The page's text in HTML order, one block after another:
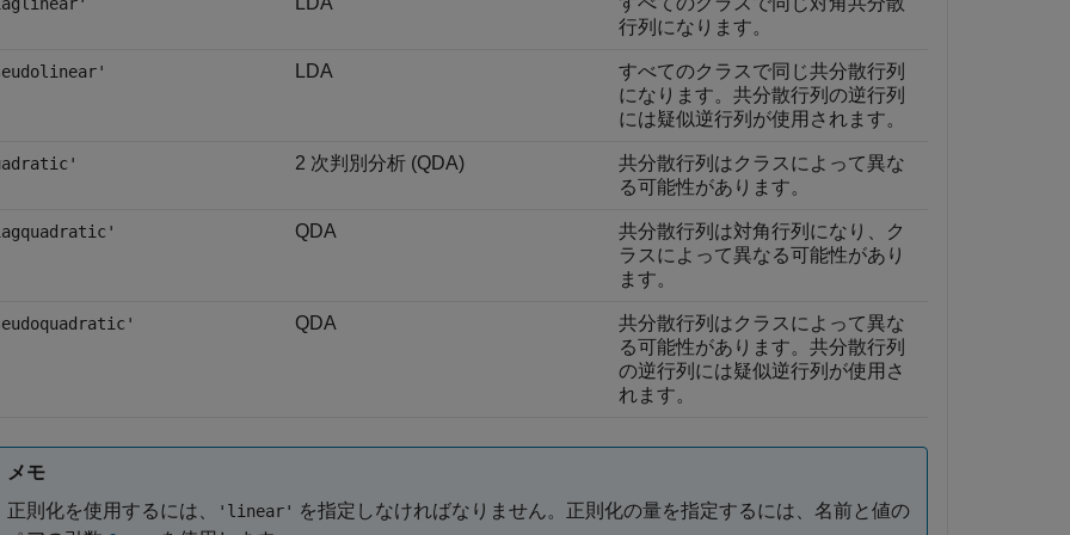
行列になります。
LDA
すべてのクラスで同じ共分散行列
になります。共分散行列の逆行列
には疑似逆行列が使用されます。
2 次判別分析 (QDA)
共分散行列はクラスによって異な
る可能性があります。
QDA
共分散行列は対角行列になり、ク
ラスによって異なる可能性があり
ます。
QDA
共分散行列はクラスによって異な
る可能性があります。共分散行列
の逆行列には疑似逆行列が使用さ
れます。
メモ
正則化を使用するには、
'linear' を指定しなければなりません。正則化の量を指定するには、名前と値の